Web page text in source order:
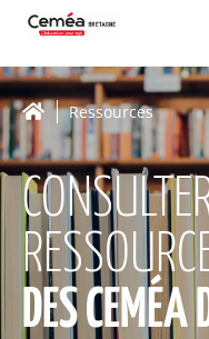
Ressources
DES CEMÉA